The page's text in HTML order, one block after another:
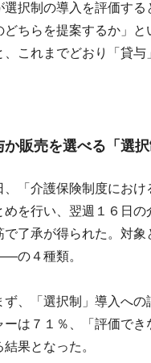
択制の導入を評価す
どちらを提案するか」
、これまでどおり「貸
販売を選べる「選
「介護保険制度にお
を行い、翌週１６日
で了承が得られた。対
の４種類。
、「選択制」導入への
ーは７１％、「評価で
果となった。